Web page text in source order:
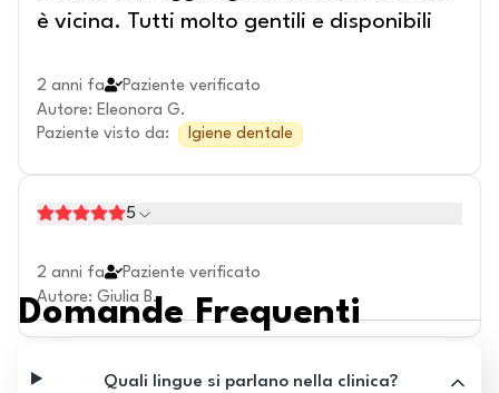
è vicina. Tutti molto gentili e disponibili
2 anni fa
Paziente verificato
Autore: Eleonora G.
Paziente visto da: Igiene dentale
5
2 anni fa
Paziente verificato
Autore: Giulia B.
Domande Frequenti
Quali lingue si parlano nella clinica?